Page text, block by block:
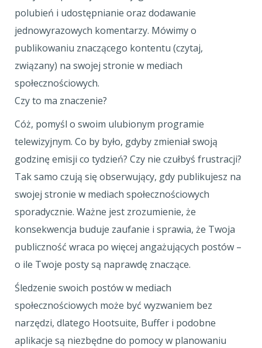
polubień i udostępnianie oraz dodawanie
jednowyrazowych komentarzy. Mówimy o
publikowaniu znaczącego kontentu (czytaj,
związany) na swojej stronie w mediach
społecznościowych.
Czy to ma znaczenie?
Cóż, pomyśl o swoim ulubionym programie
telewizyjnym. Co by było, gdyby zmieniał swoją
godzinę emisji co tydzień? Czy nie czułbyś frustracji?
Tak samo czują się obserwujący, gdy publikujesz na
swojej stronie w mediach społecznościowych
sporadycznie. Ważne jest zrozumienie, że
konsekwencja buduje zaufanie i sprawia, że Twoja
publiczność wraca po więcej angażujących postów –
o ile Twoje posty są naprawdę znaczące.
Śledzenie swoich postów w mediach
społecznościowych może być wyzwaniem bez
narzędzi, dlatego Hootsuite, Buffer i podobne
aplikacje są niezbędne do pomocy w planowaniu